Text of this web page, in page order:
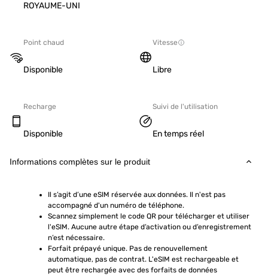
ROYAUME-UNI
Point chaud
Disponible
Vitesse
Libre
Recharge
Disponible
Suivi de l'utilisation
En temps réel
Informations complètes sur le produit
Il s’agit d’une eSIM réservée aux données. Il n'est pas
accompagné d'un numéro de téléphone.
Scannez simplement le code QR pour télécharger et utiliser
l'eSIM. Aucune autre étape d’activation ou d’enregistrement
n’est nécessaire.
Forfait prépayé unique. Pas de renouvellement
automatique, pas de contrat. L'eSIM est rechargeable et
peut être rechargée avec des forfaits de données